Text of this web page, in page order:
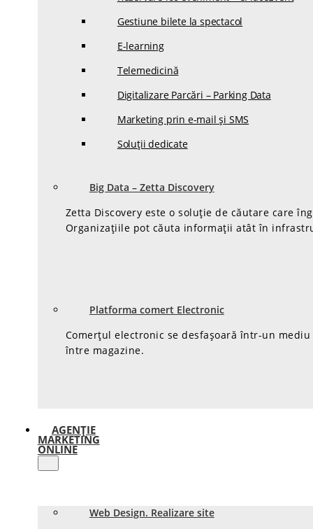
Gestiune bilete la spectacol
E-learning
Telemedicină
Digitalizare Parcări – Parking Data
Marketing prin e-mail și SMS
Soluții dedicate
Big Data – Zetta Discovery
Zetta Discovery este o soluție de căutare care
Organizațiile pot căuta informații atât în
Platforma comert Electronic
Comerțul electronic se desfașoară într-un
între magazine.
AGENȚIE
MARKETING
ONLINE
Web Design. Realizare site